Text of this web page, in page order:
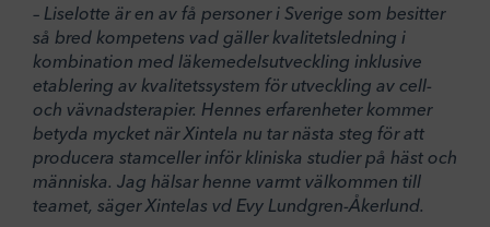
– Liselotte är en av få personer i Sverige som besitter
så bred kompetens vad gäller kvalitetsledning i
kombination med läkemedelsutveckling inklusive
etablering av kvalitetssystem för utveckling av cell-
och vävnadsterapier. Hennes erfarenheter kommer
betyda mycket när Xintela nu tar nästa steg för att
producera stamceller inför kliniska studier på häst och
människa. Jag hälsar henne varmt välkommen till
teamet, säger Xintelas vd Evy Lundgren-Åkerlund.